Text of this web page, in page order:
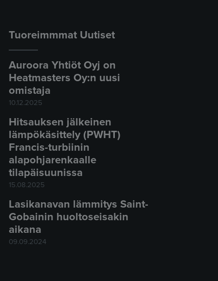
Tuoreimmmat Uutiset
Auroora Yhtiöt Oyj on
Heatmasters Oy:n uusi
omistaja
10.12.2025
Hitsauksen jälkeinen
lämpökäsittely (PWHT)
Francis-turbiinin
alapohjarenkaalle
tilapäisuunissa
15.08.2025
Lasikanavan lämmitys Saint-
Gobainin huoltoseisakin
aikana
09.09.2024